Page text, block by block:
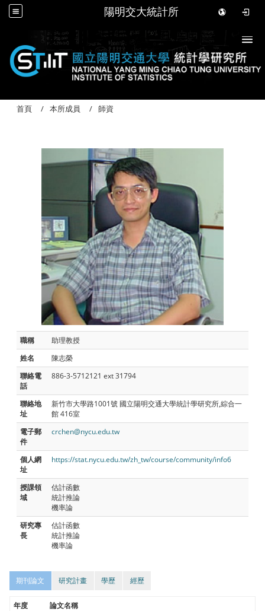
陽明交大統計所
首頁 本所成員 師資
職稱
助理教授
姓名
陳志榮
聯絡電
話
886-3-5712121 ext 31794
聯絡地
址
新竹市大學路1001號 國立陽明交通大學統計學研究所,綜合一
館 416室
電子郵
件
crchen@nycu.edu.tw
個人網
址
https://stat.nycu.edu.tw/zh_tw/course/community/info6
授課領
域
估計函數
統計推論
機率論
研究專
長
估計函數
統計推論
機率論
期刊論文 研究計畫 學歷 經歷
年度
論文名稱